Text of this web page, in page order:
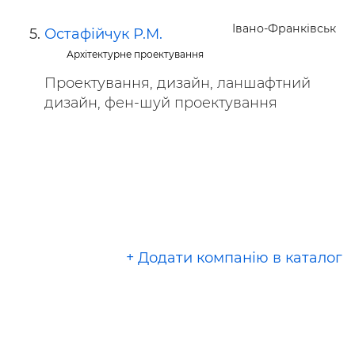
Івано-Франківськ
Остафійчук Р.М.
Архітектурне проектування
Проектування, дизайн, ланшафтний
дизайн, фен-шуй проектування
+ Додати компанію в каталог